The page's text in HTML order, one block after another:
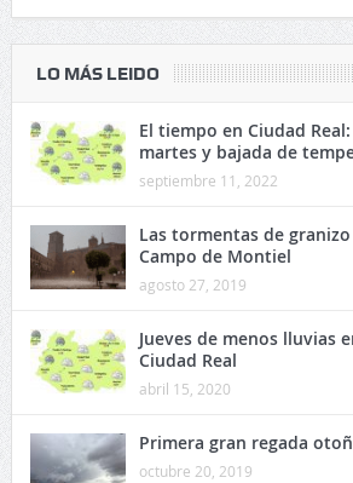
LO MÁS LEIDO
El tiempo en Ciudad
martes y bajada de
septiembre 11, 2022
Las tormentas de
Campo de Montiel
agosto 27, 2019
Jueves de menos lluvias
Ciudad Real
abril 15, 2020
Primera gran regada
octubre 20, 2019